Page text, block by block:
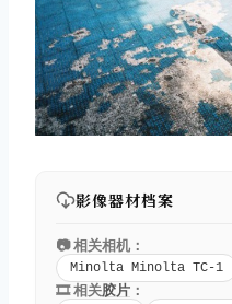
影像器材档案
📷 相关相机：
Minolta Minolta TC-1
🎞️ 相关胶片 ：